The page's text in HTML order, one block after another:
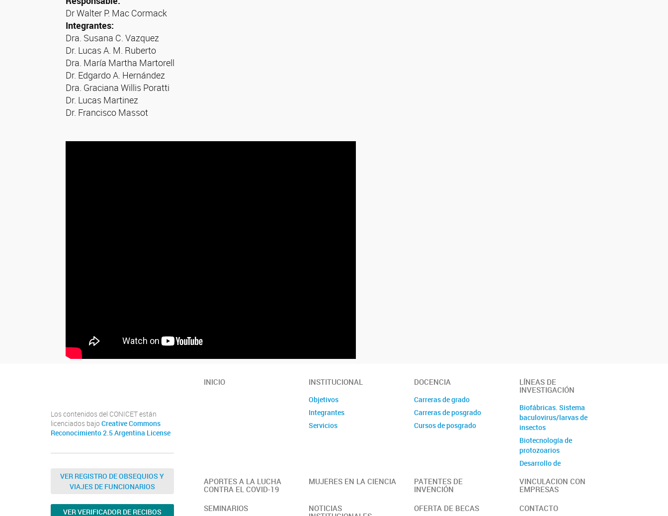
Dr Walter P. Mac Cormack
Integrantes:
Dra. Susana C. Vazquez
Dr. Lucas A. M. Ruberto
Dra. María Martha Martorell
Dr. Edgardo A. Hernández
Dra. Graciana Willis Poratti
Dr. Lucas Martinez
Dr. Francisco Massot
Los contenidos del CONICET están
licenciados bajo Creative Commons
Reconocimiento 2.5 Argentina License
VER REGISTRO DE OBSEQUIOS Y
VIAJES DE FUNCIONARIOS
VER VERIFICADOR DE RECIBOS
INICIO INSTITUCIONAL
Objetivos
Integrantes
Servicios
DOCENCIA
Carreras de grado
Carreras de posgrado
Cursos de posgrado
LÍNEAS DE
INVESTIGACIÓN
Biofábricas. Sistema
baculovirus/larvas de
insectos
Biotecnología de
protozoarios
Desarrollo de
Diversidad Microbiana
ligandos
APORTES A LA LUCHA
CONTRA EL COVID-19
MUJERES EN LA CIENCIA
PATENTES DE
INVENCIÓN
VINCULACION CON
EMPRESAS
SEMINARIOS
NOTICIAS
OFERTA DE BECAS CONTACTO